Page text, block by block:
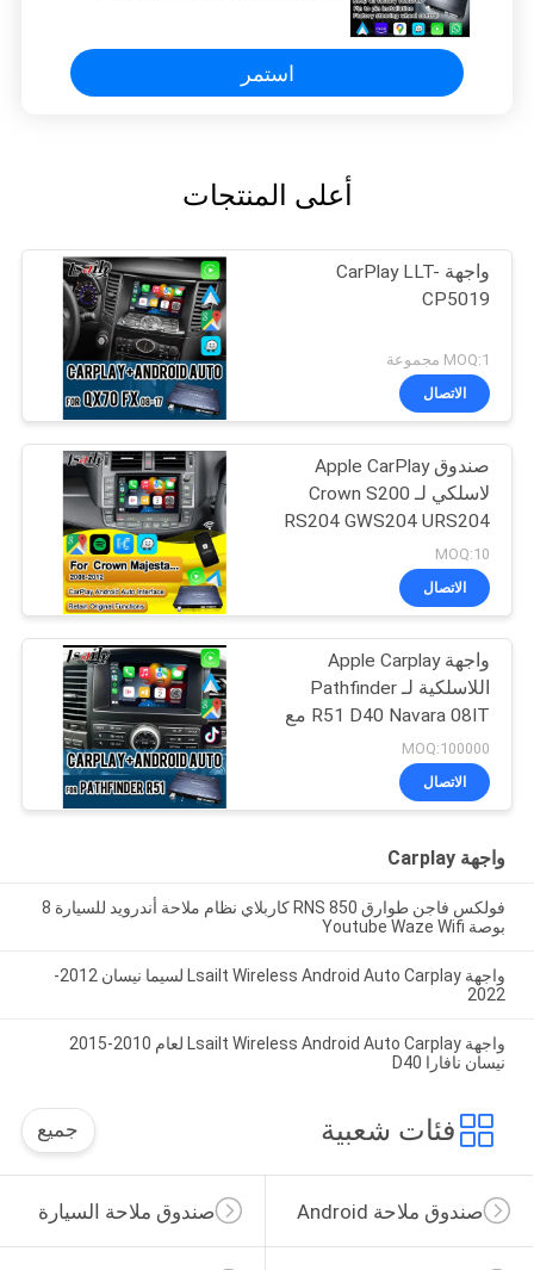
استمر
أعلى المنتجات
واجهة CarPlay LLT-
CP5019
MOQ:1 مجموعة
الاتصال
صندوق Apple CarPlay
لاسلكي لـ Crown S200
RS204 GWS204 URS204
URS206 Majesta XV
Athlete Saloon Toyota
متكامل مع Android Auto
MOQ:10
الاتصال
واجهة Apple Carplay
اللاسلكية لـ Pathfinder
R51 D40 Navara 08IT مع
و WiFi و YouTube Music
MOQ:100000
الاتصال
واجهة Carplay
فولكس فاجن طوارق RNS 850 كاربلاي نظام ملاحة أندرويد للسيارة 8
بوصة Youtube Waze Wifi
واجهة Lsailt Wireless Android Auto Carplay لسيما نيسان 2012-
2022
واجهة Lsailt Wireless Android Auto Carplay لعام 2010-2015
نيسان نافارا D40
فئات شعبية جميع
صندوق ملاحة السيارة صندوق ملاحة Android